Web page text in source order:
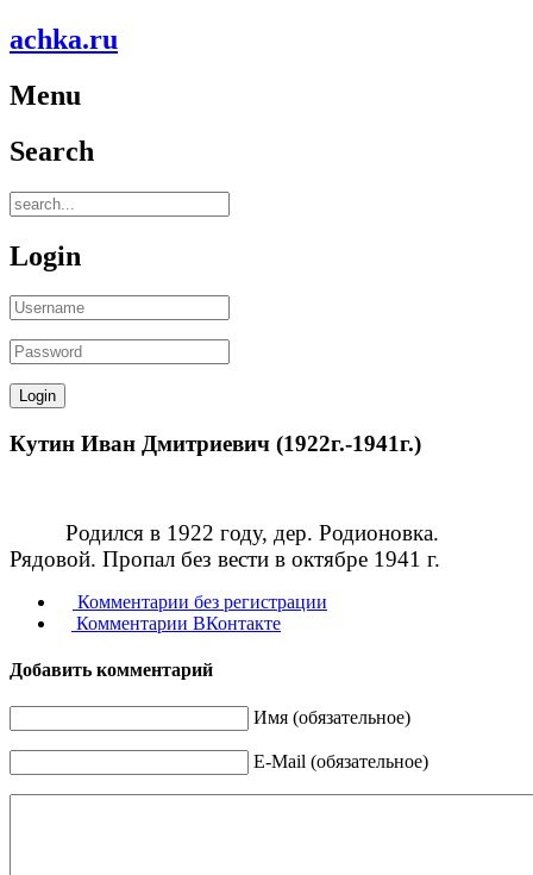
achka.ru
Menu
Search
Login
Кутин Иван Дмитриевич (1922г.-1941г.)
Родился в 1922 году, дер. Родионовка.
Рядовой. Пропал без вести в октябре 1941 г.
Комментарии без регистрации
Комментарии ВКонтакте
Добавить комментарий
Имя (обязательное)
E-Mail (обязательное)